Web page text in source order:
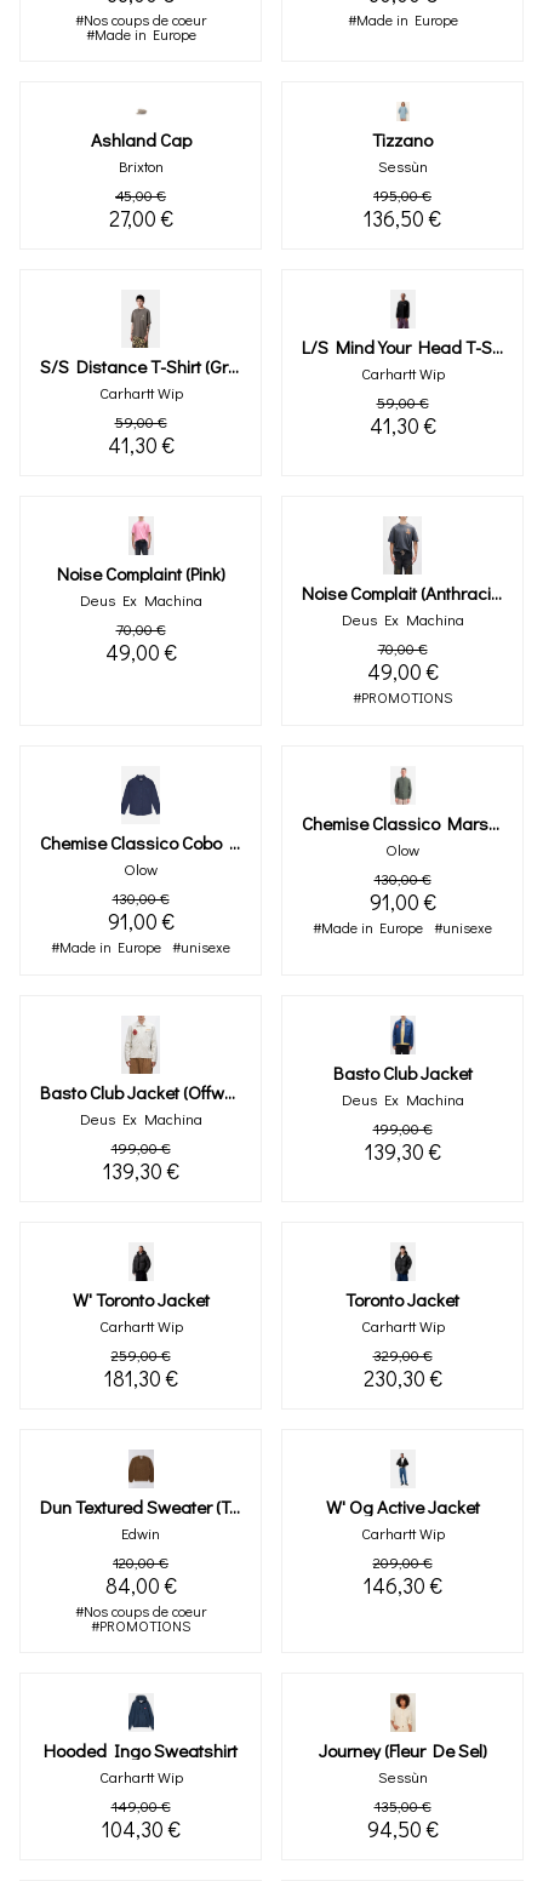
#Nos coups de coeur
#Made in Europe
#Made in Europe
Ashland Cap
Brixton
45,00 €
27,00 €
Tizzano
Sessùn
195,00 €
136,50 €
S/s Distance T-Shirt (graphite)
Carhartt Wip
59,00 €
41,30 €
L/s Mind Your Head T-Shirt
Carhartt Wip
59,00 €
41,30 €
Noise Complaint (pink)
Deus Ex Machina
70,00 €
49,00 €
Noise Complait (anthracite)
Deus Ex Machina
70,00 €
49,00 €
#PROMOTIONS
Chemise Classico Cobo Marine
Olow
130,00 €
91,00 €
#Made in Europe #unisexe
Chemise Classico Marsh Kaki
Olow
130,00 €
91,00 €
#Made in Europe #unisexe
Basto Club Jacket (offwhite)
Deus Ex Machina
199,00 €
139,30 €
Basto Club Jacket
Deus Ex Machina
199,00 €
139,30 €
W' Toronto Jacket
Carhartt Wip
259,00 €
181,30 €
Toronto Jacket
Carhartt Wip
329,00 €
230,30 €
Dun Textured Sweater (taupe)
Edwin
120,00 €
84,00 €
#Nos coups de coeur
#PROMOTIONS
W' Og Active Jacket
Carhartt Wip
209,00 €
146,30 €
Hooded Ingo Sweatshirt
Carhartt Wip
149,00 €
104,30 €
Journey (fleur De Sel)
Sessùn
135,00 €
94,50 €